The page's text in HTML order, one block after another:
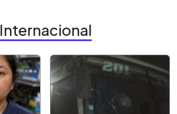
Internacional